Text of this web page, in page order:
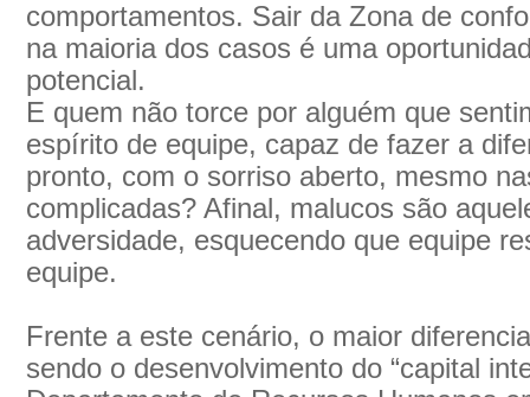
comportamentos. Sair da Zona de
na maioria dos casos é uma
potencial.
E quem não torce por alguém que
espírito de equipe, capaz de fazer a
pronto, com o sorriso aberto, mesmo
complicadas? Afinal, malucos são
adversidade, esquecendo que equipe
equipe.
Frente a este cenário, o maior
sendo o desenvolvimento do “capital